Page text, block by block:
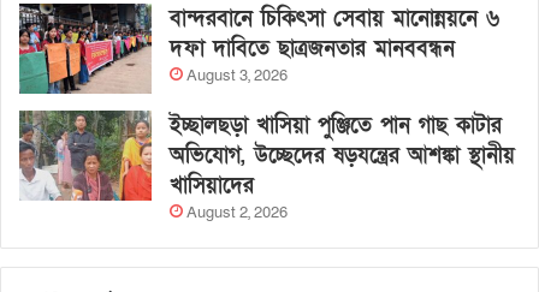
বান্দরবানে চিকিৎসা সেবায় মানোন্নয়নে ৬
দফা দাবিতে ছাত্রজনতার মানববন্ধন
August 3, 2026
ইচ্ছালছড়া খাসিয়া পুঞ্জিতে পান গাছ কাটার
অভিযোগ, উচ্ছেদের ষড়যন্ত্রের আশঙ্কা স্থানীয়
খাসিয়াদের
August 2, 2026